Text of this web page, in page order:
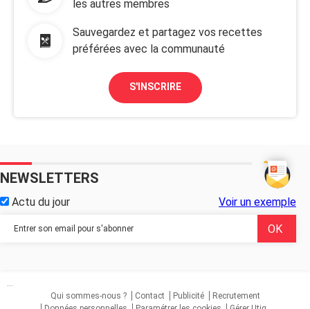
les autres membres
Sauvegardez et partagez vos recettes
préférées avec la communauté
S'INSCRIRE
NEWSLETTERS
Actu du jour Voir un exemple
...
Qui sommes-nous ?
Contact Publicité
Recrutement